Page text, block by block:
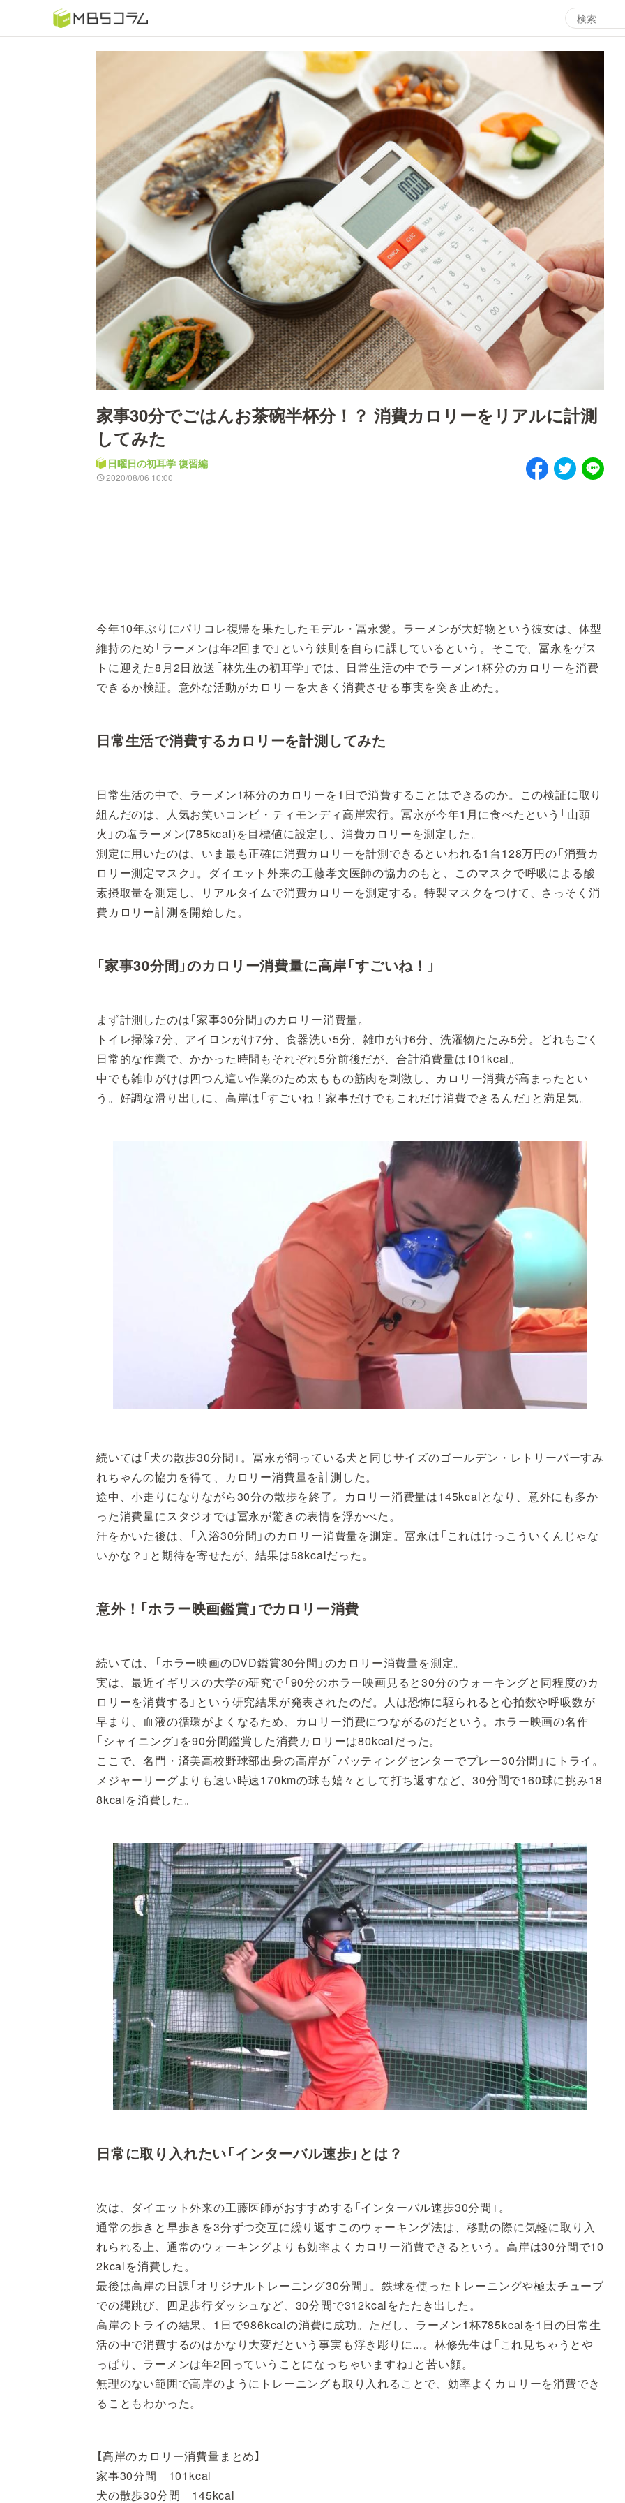
番組コラムから探す
エンタメMBS
もう一度楽しむプレバト サタプラ ～気になる情報をちょこっとプラス～
推しといつまでも 月曜の蛙、大海を知る。
何が起こるかホンマにわからん！？「ごぶごぶ」のトリ
情熱大陸を読む
痛快！明石家電視台に、エエ話はいらんねん！
池上彰のニュース解説が読める！「生！池上彰×山里亮
太」
5分で読める！教えてもらう前と後
家事30分でごはんお茶碗半杯分！？ 消費カロリーをリアルに計測
してみた
日曜日の初耳学 復習編
2020/08/06 10:00
今年10年ぶりにパリコレ復帰を果たしたモデル・冨永愛。ラーメンが大好物という彼女は、体型
維持のため「ラーメンは年2回まで」という鉄則を自らに課しているという。そこで、冨永をゲス
トに迎えた8月2日放送「林先生の初耳学」では、日常生活の中でラーメン1杯分のカロリーを消費
できるか検証。意外な活動がカロリーを大きく消費させる事実を突き止めた。
日常生活で消費するカロリーを計測してみた
日常生活の中で、ラーメン1杯分のカロリーを1日で消費することはできるのか。この検証に取り
組んだのは、人気お笑いコンビ・ティモンディ高岸宏行。冨永が今年1月に食べたという「山頭
火」の塩ラーメン(785kcal)を目標値に設定し、消費カロリーを測定した。
測定に用いたのは、いま最も正確に消費カロリーを計測できるといわれる1台128万円の「消費カ
ロリー測定マスク」。ダイエット外来の工藤孝文医師の協力のもと、このマスクで呼吸による酸
素摂取量を測定し、リアルタイムで消費カロリーを測定する。特製マスクをつけて、さっそく消
費カロリー計測を開始した。
「家事30分間」のカロリー消費量に高岸「すごいね！」
まず計測したのは「家事30分間」のカロリー消費量。
トイレ掃除7分、アイロンがけ7分、食器洗い5分、雑巾がけ6分、洗濯物たたみ5分。どれもごく
日常的な作業で、かかった時間もそれぞれ5分前後だが、合計消費量は101kcal。
中でも雑巾がけは四つん這い作業のため太ももの筋肉を刺激し、カロリー消費が高まったとい
う。好調な滑り出しに、高岸は「すごいね！家事だけでもこれだけ消費できるんだ」と満足気。
続いては「犬の散歩30分間」。冨永が飼っている犬と同じサイズのゴールデン・レトリーバーすみ
れちゃんの協力を得て、カロリー消費量を計測した。
途中、小走りになりながら30分の散歩を終了。カロリー消費量は145kcalとなり、意外にも多か
った消費量にスタジオでは冨永が驚きの表情を浮かべた。
汗をかいた後は、「入浴30分間」のカロリー消費量を測定。冨永は「これはけっこういくんじゃな
いかな？」と期待を寄せたが、結果は58kcalだった。
意外！「ホラー映画鑑賞」でカロリー消費
続いては、「ホラー映画のDVD鑑賞30分間」のカロリー消費量を測定。
実は、最近イギリスの大学の研究で「90分のホラー映画見ると30分のウォーキングと同程度のカ
ロリーを消費する」という研究結果が発表されたのだ。人は恐怖に駆られると心拍数や呼吸数が
早まり、血液の循環がよくなるため、カロリー消費につながるのだという。ホラー映画の名作
「シャイニング」を90分間鑑賞した消費カロリーは80kcalだった。
ここで、名門・済美高校野球部出身の高岸が「バッティングセンターでプレー30分間」にトライ。
メジャーリーグよりも速い時速170kmの球も嬉々として打ち返すなど、30分間で160球に挑み18
8kcalを消費した。
日常に取り入れたい「インターバル速歩」とは？
次は、ダイエット外来の工藤医師がおすすめする「インターバル速歩30分間」。
通常の歩きと早歩きを3分ずつ交互に繰り返すこのウォーキング法は、移動の際に気軽に取り入
れられる上、通常のウォーキングよりも効率よくカロリー消費できるという。高岸は30分間で10
2kcalを消費した。
最後は高岸の日課「オリジナルトレーニング30分間」。鉄球を使ったトレーニングや極太チューブ
での縄跳び、四足歩行ダッシュなど、30分間で312kcalをたたき出した。
高岸のトライの結果、1日で986kcalの消費に成功。ただし、ラーメン1杯785kcalを1日の日常生
活の中で消費するのはかなり大変だという事実も浮き彫りに...。林修先生は「これ見ちゃうとや
っぱり、ラーメンは年2回っていうことになっちゃいますね」と苦い顔。
無理のない範囲で高岸のようにトレーニングも取り入れることで、効率よくカロリーを消費でき
ることもわかった。
【高岸のカロリー消費量まとめ】
家事30分間 101kcal
犬の散歩30分間 145kcal